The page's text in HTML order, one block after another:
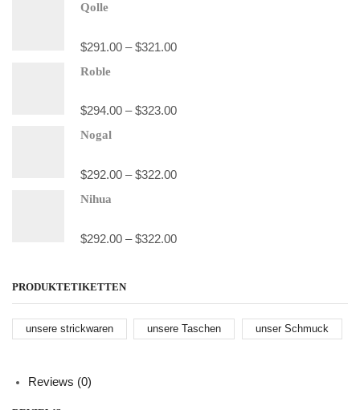
Qolle
$291.00 –$321.00
Roble
$294.00 –$323.00
Nogal
$292.00 –$322.00
Nihua
$292.00 –$322.00
PRODUKTETIKETTEN
unsere strickwaren unsere Taschen unser Schmuck
Reviews (0)